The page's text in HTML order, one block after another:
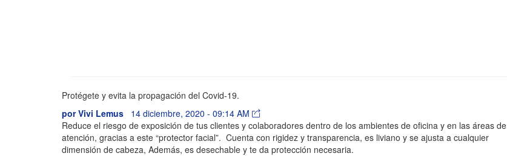
Protégete y evita la propagación del Covid-19.
porVivi Lemus
14 diciembre, 2020 - 09:14 AM
Reduce el riesgo de exposición de tus clientes y colaboradores dentro de los ambientes de oficina y en las áreas de
atención, gracias a este “protector facial”. Cuenta con rigidez y transparencia, es liviano y se ajusta a cualquier
dimensión de cabeza, Además, es desechable y te da protección necesaria.